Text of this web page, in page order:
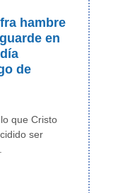
hambre
en
de
que Cristo
ser